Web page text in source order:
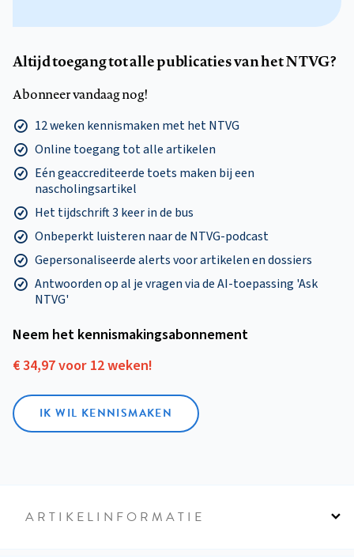
Altijd toegang tot alle publicaties van het NTVG?
Abonneer vandaag nog!
12 weken kennismaken met het NTVG
Online toegang tot alle artikelen
Eén geaccrediteerde toets maken bij een
nascholingsartikel
Het tijdschrift 3 keer in de bus
Onbeperkt luisteren naar de NTVG-podcast
Gepersonaliseerde alerts voor artikelen en dossiers
Antwoorden op al je vragen via de AI-toepassing 'Ask
NTVG'
Neem het kennismakings­abonnement
€ 34,97 voor 12 weken!
IK WIL KENNISMAKEN
ARTIKELINFORMATIE